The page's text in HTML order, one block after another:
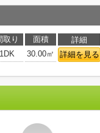
取り 面積 詳細
30.00㎡ 詳細を見る